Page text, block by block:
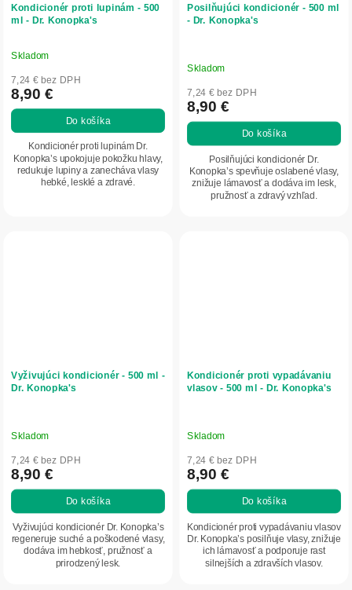
Kondicionér proti lupinám - 500
ml - Dr. Konopka's
Priemerné
hodnotenie
produktu
je
5,0
5
hviezdičiek.
Skladom
7,24 € bez DPH
8,90 €
Do košíka
Kondicionér proti lupinám Dr.
Konopka’s upokojuje pokožku hlavy,
redukuje lupiny a zanecháva vlasy
hebké, lesklé a zdravé.
Posilňujúci kondicionér - 500 ml
- Dr. Konopka's
Skladom
7,24 € bez DPH
8,90 €
Do košíka
Posilňujúci kondicionér Dr.
Konopka’s spevňuje oslabené vlasy,
znižuje lámavosť a dodáva im lesk,
pružnosť a zdravý vzhľad.
Vyživujúci kondicionér - 500 ml -
Dr. Konopka's
Skladom
7,24 € bez DPH
8,90 €
Do košíka
Vyživujúci kondicionér Dr. Konopka’s
regeneruje suché a poškodené vlasy,
dodáva im hebkosť, pružnosť a
prirodzený lesk.
Kondicionér proti vypadávaniu
vlasov - 500 ml - Dr. Konopka's
Skladom
7,24 € bez DPH
8,90 €
Do košíka
Kondicionér proti vypadávaniu vlasov
Dr. Konopka’s posilňuje vlasy, znižuje
ich lámavosť a podporuje rast
silnejších a zdravších vlasov.